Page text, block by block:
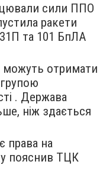
сили ППО
ракети
та 101 БпЛА
можуть отримати
. Держава
ніж здається
права на
пояснив ТЦК